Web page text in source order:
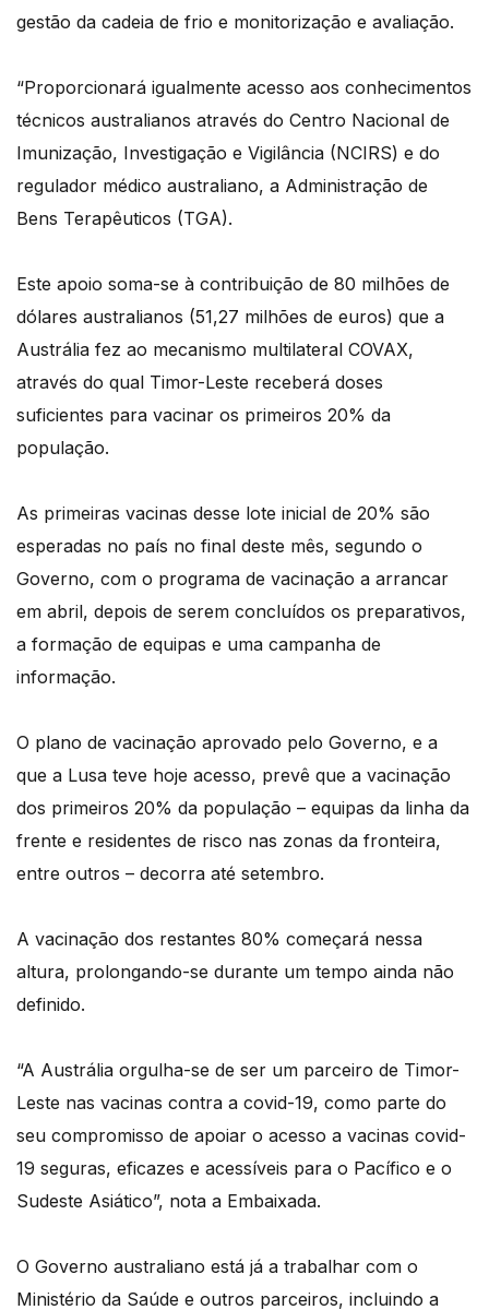
gestão da cadeia de frio e monitorização e avaliação.
“Proporcionará igualmente acesso aos conhecimentos
técnicos australianos através do Centro Nacional de
Imunização, Investigação e Vigilância (NCIRS) e do
regulador médico australiano, a Administração de
Bens Terapêuticos (TGA).
Este apoio soma-se à contribuição de 80 milhões de
dólares australianos (51,27 milhões de euros) que a
Austrália fez ao mecanismo multilateral COVAX,
através do qual Timor-Leste receberá doses
suficientes para vacinar os primeiros 20% da
população.
As primeiras vacinas desse lote inicial de 20% são
esperadas no país no final deste mês, segundo o
Governo, com o programa de vacinação a arrancar
em abril, depois de serem concluídos os preparativos,
a formação de equipas e uma campanha de
informação.
O plano de vacinação aprovado pelo Governo, e a
que a Lusa teve hoje acesso, prevê que a vacinação
dos primeiros 20% da população – equipas da linha da
frente e residentes de risco nas zonas da fronteira,
entre outros – decorra até setembro.
A vacinação dos restantes 80% começará nessa
altura, prolongando-se durante um tempo ainda não
definido.
“A Austrália orgulha-se de ser um parceiro de Timor-
Leste nas vacinas contra a covid-19, como parte do
seu compromisso de apoiar o acesso a vacinas covid-
19 seguras, eficazes e acessíveis para o Pacífico e o
Sudeste Asiático”, nota a Embaixada.
O Governo australiano está já a trabalhar com o
Ministério da Saúde e outros parceiros, incluindo a